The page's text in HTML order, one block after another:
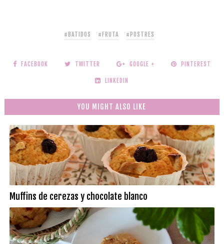
#BATIDOS #FRUTA #POSTRES
FACEBOOK TWITTER GOOGLE + PINTEREST
LINKEDIN
YOU MIGHT ALSO LIKE
Muffins de cerezas y chocolate blanco